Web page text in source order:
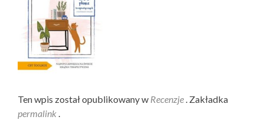
Ten wpis został opublikowany w Recenzje . Zakładka
permalink .